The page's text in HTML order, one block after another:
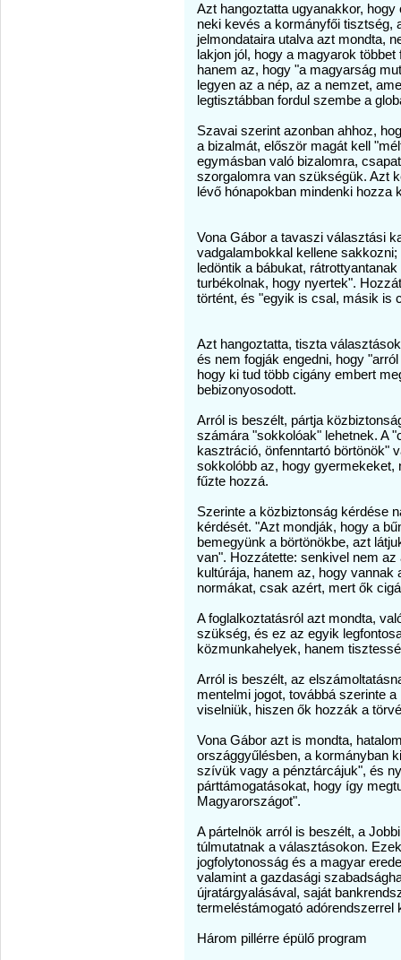
Azt hangoztatta ugyanakkor,
neki kevés a kormányfői tisztség,
jelmondataira utalva azt mondta,
lakjon jól, hogy a magyarok
hanem az, hogy "a magyarság
legyen az a nép, az a nemzet,
legtisztábban fordul szembe a
Szavai szerint azonban ahhoz,
a bizalmát, először magát kell
egymásban való bizalomra,
szorgalomra van szükségük. Azt
lévő hónapokban mindenki hozza
Vona Gábor a tavaszi választási
vadgalambokkal kellene
ledöntik a bábukat,
turbékolnak, hogy nyertek".
történt, és "egyik is csal, másik is
Azt hangoztatta, tiszta
és nem fogják engedni, hogy
hogy ki tud több cigány embert
bebizonyosodott.
Arról is beszélt, pártja
számára "sokkolóak" lehetnek. A
kasztráció, önfenntartó börtönök"
sokkolóbb az, hogy gyermekeket,
fűzte hozzá.
Szerinte a közbiztonság kérdése
kérdését. "Azt mondják, hogy a
bemegyünk a börtönökbe, azt
van". Hozzátette: senkivel nem
kultúrája, hanem az, hogy
normákat, csak azért, mert ők
A foglalkoztatásról azt mondta,
szükség, és ez az egyik
közmunkahelyek, hanem
Arról is beszélt, az
mentelmi jogot, továbbá szerinte
viselniük, hiszen ők hozzák a
Vona Gábor azt is mondta,
országgyűlésben, a kormányban
szívük vagy a pénztárcájuk", és
párttámogatásokat, hogy így
Magyarországot".
A pártelnök arról is beszélt, a
túlmutatnak a választásokon.
jogfolytonosság és a magyar
valamint a gazdasági
újratárgyalásával, saját
termeléstámogató adórendszerrel
Három pillérre épülő program